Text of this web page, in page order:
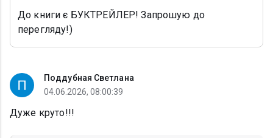
До книги є БУКТРЕЙЛЕР! Запрошую до
перегляду!)
Поддубная Светлана
04.06.2026, 08:00:39
Дуже круто!!!